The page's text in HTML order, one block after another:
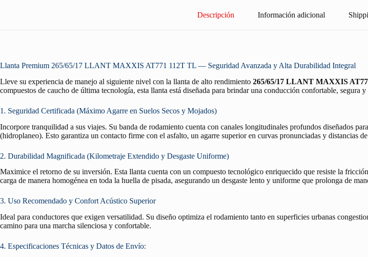
Descripción Información adicional
Llanta Premium 265/65/17 LLANT MAXXIS AT771 112T TL — Seguridad Avanzada y Alta Durabilidad Integral
Lleve su experiencia de manejo al siguiente nivel con la llanta de alto rendimiento 265/65/17 LLANT MAXXIS
compuestos de caucho de última tecnología, esta llanta está diseñada para brindar una conducción confortable, segura
1. Seguridad Certificada (Máximo Agarre en Suelos Secos y Mojados)
Incorpore tranquilidad a sus viajes. Su banda de rodamiento cuenta con canales longitudinales profundos diseñados
(hidroplaneo). Esto garantiza un contacto firme con el asfalto, un agarre superior en curvas pronunciadas y distancias
2. Durabilidad Magnificada (Kilometraje Extendido y Desgaste Uniforme)
Maximice el retorno de su inversión. Esta llanta cuenta con un compuesto tecnológico enriquecido que resiste la
carga de manera homogénea en toda la huella de pisada, asegurando un desgaste lento y uniforme que prolonga de
3. Uso Recomendado y Confort Acústico Superior
Ideal para conductores que exigen versatilidad. Su diseño optimiza el rodamiento tanto en superficies urbanas
camino para una marcha silenciosa y confortable.
4. Especificaciones Técnicas y Datos de Envío: